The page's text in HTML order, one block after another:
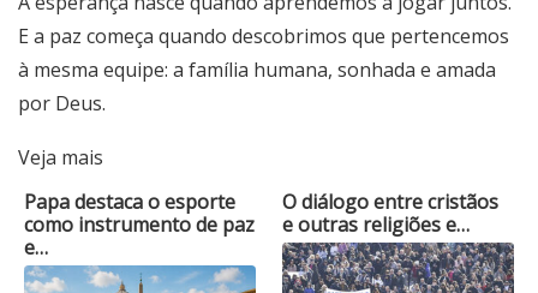
E a paz começa quando descobrimos que pertencemos
à mesma equipe: a família humana, sonhada e amada
por Deus.
Veja mais
Papa destaca o esporte
como instrumento de paz
e…
O diálogo entre cristãos
e outras religiões e…